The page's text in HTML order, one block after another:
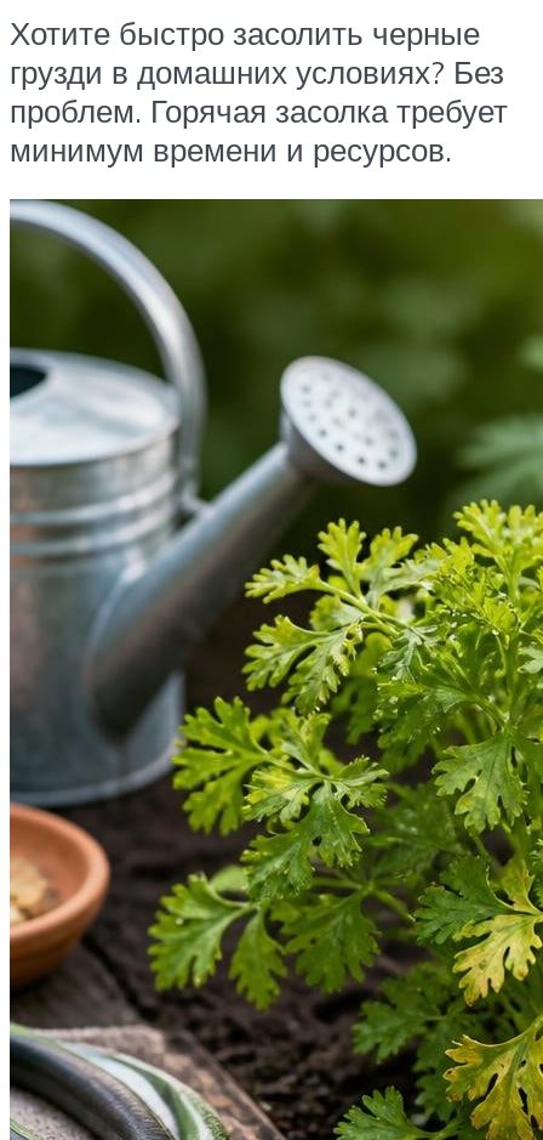
Хотите быстро засолить черные
грузди в домашних условиях? Без
проблем. Горячая засолка требует
минимум времени и ресурсов.